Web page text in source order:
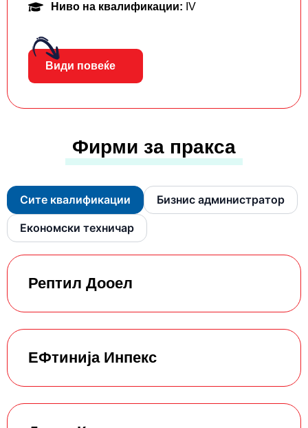
Ниво на квалификации: IV
Види повеќе
Фирми за пракса
Сите квалификации Бизнис администратор
Економски техничар
Рептил Дооел
ЕФтинија Инпекс